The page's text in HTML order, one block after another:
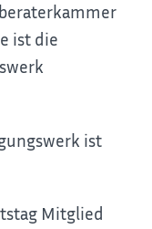
ist die
ist
Mitglied